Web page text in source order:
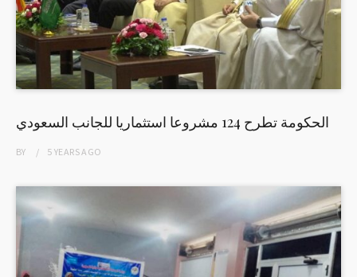
الحكومة تطرح 124 مشروعا استثماريا للجانب السعودي
BY 5 YEARSAGO